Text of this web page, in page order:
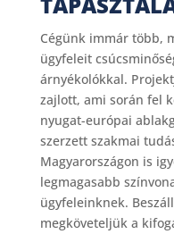
Cégünk immár több,
ügyfeleit
árnyékolókkal.
zajlott, ami során fel
nyugat-európai
szerzett szakmai
Magyarországon is
legmagasabb
ügyfeleinknek.
megköveteljük a